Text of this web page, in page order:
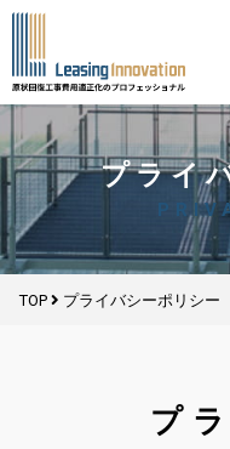
プライ
TOP プライバシーポリシー
プ